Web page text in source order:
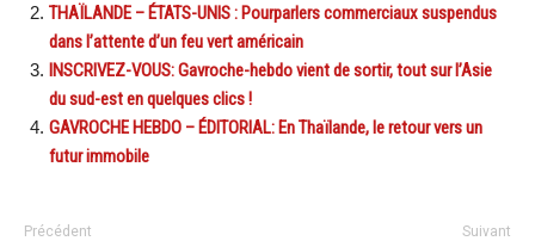
THAÏLANDE – ÉTATS-UNIS : Pourparlers commerciaux suspendus
dans l’attente d’un feu vert américain
INSCRIVEZ-VOUS: Gavroche-hebdo vient de sortir, tout sur l’Asie
du sud-est en quelques clics !
GAVROCHE HEBDO – ÉDITORIAL: En Thaïlande, le retour vers un
futur immobile
Précédent Suivant